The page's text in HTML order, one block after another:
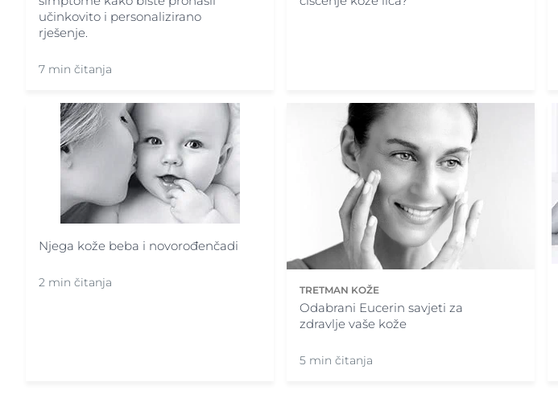
učinkovito i personalizirano
rješenje.
7 min čitanja
Njega kože beba i novorođenčadi
2 min čitanja
TRETMAN KOŽE
Odabrani Eucerin savjeti za
zdravlje vaše kože
5 min čitanja